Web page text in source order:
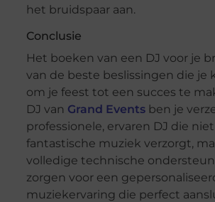
het bruidspaar aan.
Conclusie
Het boeken van een DJ voor je
van de beste beslissingen die je
om je feest tot een succes te
DJ van Grand Eventsben je
professionele, ervaren DJ die
fantastische muziek verzorgt,
volledige technische
zorgen voor een
muziekervaring die perfect